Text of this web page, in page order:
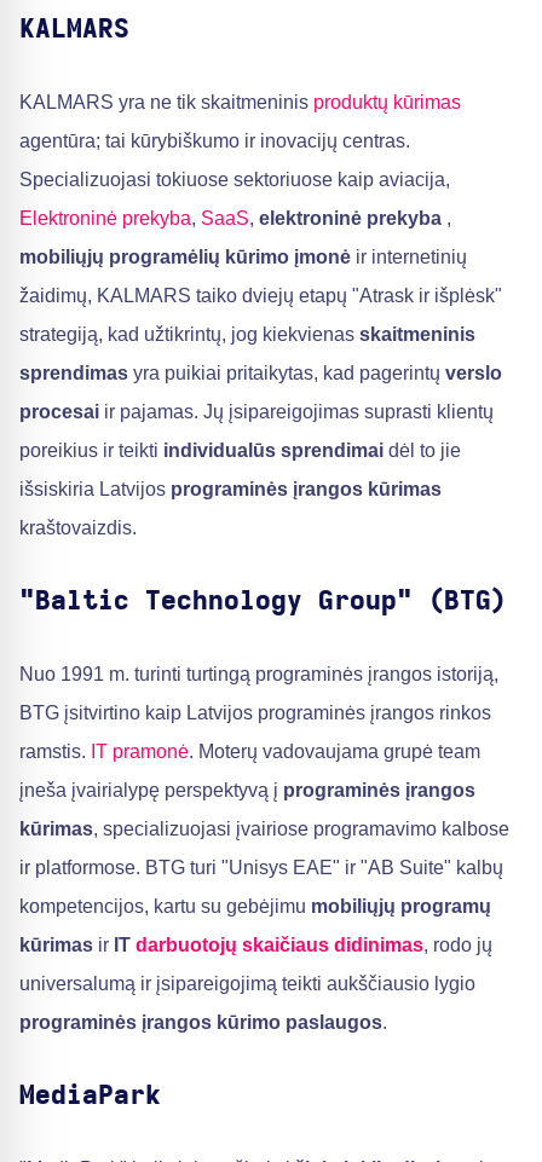
KALMARS
KALMARS yra ne tik skaitmeninis produktų kūrimas
agentūra; tai kūrybiškumo ir inovacijų centras.
Specializuojasi tokiuose sektoriuose kaip aviacija,
Elektroninė prekyba, SaaS, elektroninė prekyba ,
mobiliųjų programėlių kūrimo įmonė ir internetinių
žaidimų, KALMARS taiko dviejų etapų "Atrask ir išplėsk"
strategiją, kad užtikrintų, jog kiekvienas skaitmeninis
sprendimas yra puikiai pritaikytas, kad pagerintų verslo
procesai ir pajamas. Jų įsipareigojimas suprasti klientų
poreikius ir teikti individualūs sprendimai dėl to jie
išsiskiria Latvijos programinės įrangos kūrimas
kraštovaizdis.
"Baltic Technology Group" (BTG)
Nuo 1991 m. turinti turtingą programinės įrangos istoriją,
BTG įsitvirtino kaip Latvijos programinės įrangos rinkos
ramstis. IT pramonė. Moterų vadovaujama grupė team
įneša įvairialypę perspektyvą į programinės įrangos
kūrimas, specializuojasi įvairiose programavimo kalbose
ir platformose. BTG turi "Unisys EAE" ir "AB Suite" kalbų
kompetencijos, kartu su gebėjimu mobiliųjų programų
kūrimas ir IT darbuotojų skaičiaus didinimas, rodo jų
universalumą ir įsipareigojimą teikti aukščiausio lygio
programinės įrangos kūrimo paslaugos.
MediaPark